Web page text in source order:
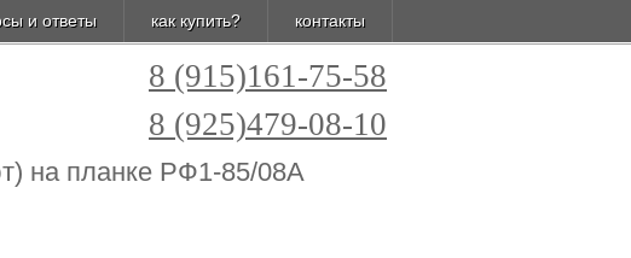
и ответы как купить? контакты
8 (915)161-75-58
8 (925)479-08-10
на планке РФ1-85/08А